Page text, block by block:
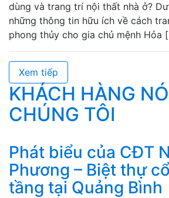
dùng và trang trí nội thất nhà ở?
những thông tin hữu ích về cách
phong thủy cho gia chủ mệnh Hỏa
Xem tiếp
KHÁCH HÀNG
CHÚNG TÔI
Phát biểu của CĐT
Phương – Biệt thự
tầng tại Quảng Bình